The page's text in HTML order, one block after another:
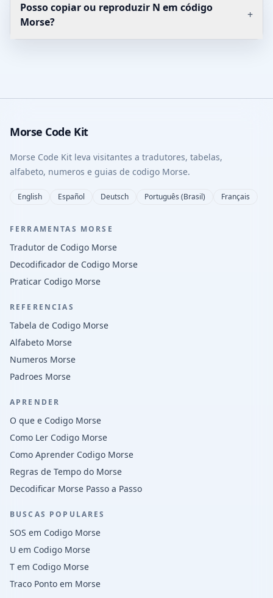
Posso copiar ou reproduzir N em código
Morse?
+
Morse Code Kit
Morse Code Kit leva visitantes a tradutores, tabelas,
alfabeto, numeros e guias de codigo Morse.
English Español Deutsch Português (Brasil) Français
FERRAMENTAS MORSE
Tradutor de Codigo Morse
Decodificador de Codigo Morse
Praticar Codigo Morse
REFERENCIAS
Tabela de Codigo Morse
Alfabeto Morse
Numeros Morse
Padroes Morse
APRENDER
O que e Codigo Morse
Como Ler Codigo Morse
Como Aprender Codigo Morse
Regras de Tempo do Morse
Decodificar Morse Passo a Passo
BUSCAS POPULARES
SOS em Codigo Morse
U em Codigo Morse
T em Codigo Morse
Traco Ponto em Morse